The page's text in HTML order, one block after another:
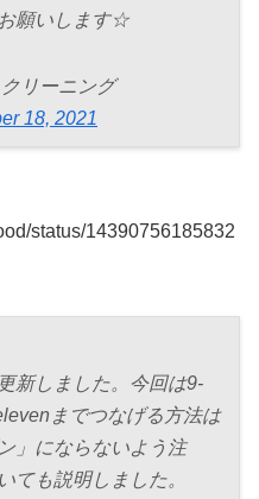
願いします☆
リーニング
18, 2021
status/14390756185832
新しました。今回は9-
までつなげる方法は
」にならないよう注
ても説明しました。